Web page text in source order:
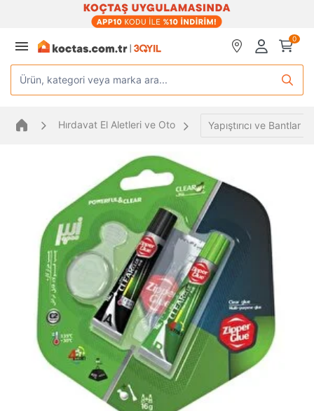
0
Ürün, kategori veya marka ara...
Hırdavat El Aletleri ve Oto Yapıştırıcı ve Bantlar